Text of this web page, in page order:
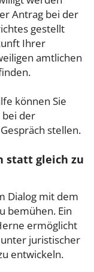
Antrag bei der
gestellt
Ihrer
amtlichen
können Sie
bei der
stellen.
statt gleich zu
Dialog mit dem
bemühen. Ein
ermöglicht
juristischer
entwickeln.